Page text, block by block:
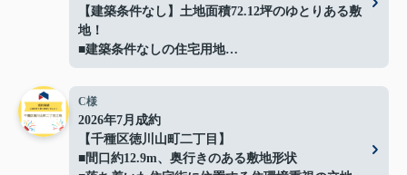
【建築条件なし】土地面積72.12坪のゆとりある敷
地！
■建築条件なしの住宅用地
■間口約14.4ｍでプランの自由度良好
■解体更地渡しでスムーズに建築可能
■閑静な住宅地に立地
■イオン守山店まで約500ｍ
■日常の買い物にも便利な住環境
■守山スマートインターまで車で約3分で車移動の
C様
2026年7月成約
【千種区徳川山町二丁目】
■間口約12.9m、奥行きのある敷地形状